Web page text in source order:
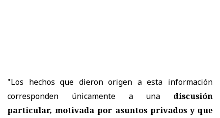
"Los hechos que dieron origen a esta información
corresponden únicamente a una discusión
particular, motivada por asuntos privados y que